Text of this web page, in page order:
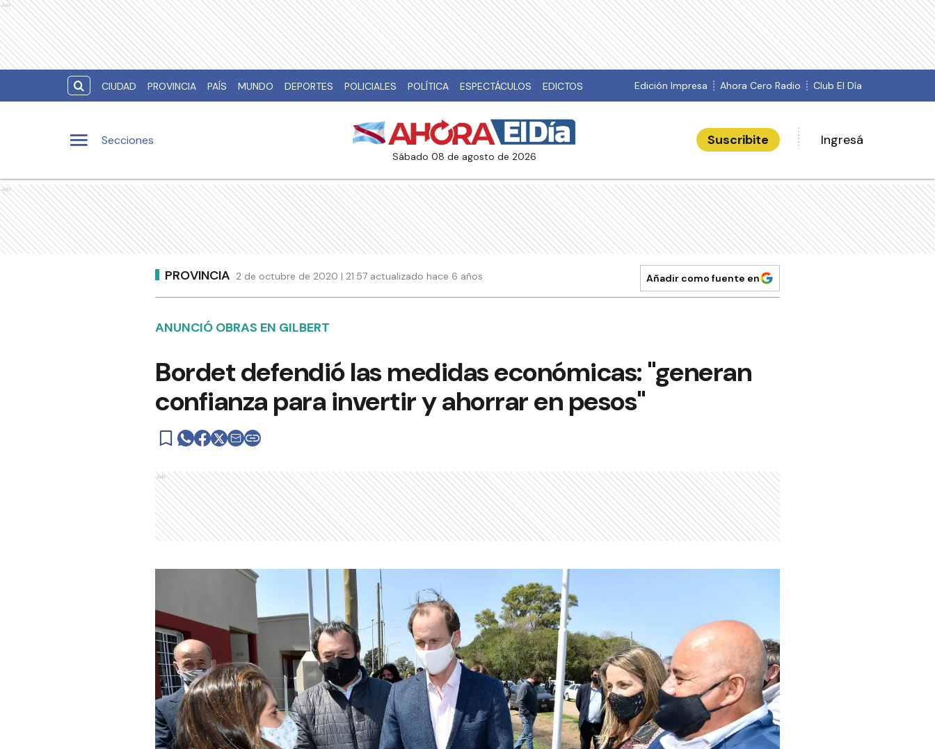
Ads
CIUDAD PROVINCIA PAÍS MUNDO DEPORTES POLICIALES POLÍTICA ESPECTÁCULOS EDICTOS Edición Impresa Ahora Cero Radio Club El Día
Secciones
sábado 08 de agosto de 2026
Suscribite Ingresá
Ads
PROVINCIA 2 de octubre de 2020 | 21:57 actualizado hace 6 años Añadir como fuente en
ANUNCIÓ OBRAS EN GILBERT
Bordet defendió las medidas económicas: "generan
confianza para invertir y ahorrar en pesos"
Ads